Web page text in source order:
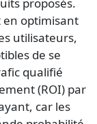
proposés.
en optimisant
utilisateurs,
de se
qualifié
(ROI) par
car les